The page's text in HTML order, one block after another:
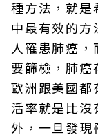
種方法，就是
中最有效的方
人罹患肺癌
要篩檢，肺癌
歐洲跟美國都
活率就是比沒
外，一旦發